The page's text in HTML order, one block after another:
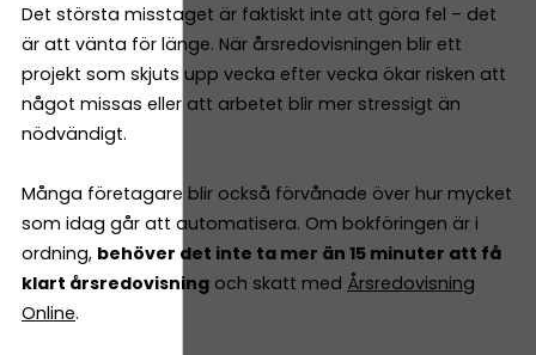
Det största misstaget är faktiskt inte att göra fel – det
är att vänta för länge. När årsredovisningen blir ett
projekt som skjuts upp vecka efter vecka ökar risken att
något missas eller att arbetet blir mer stressigt än
nödvändigt.
Många företagare blir också förvånade över hur mycket
som idag går att automatisera. Om bokföringen är i
ordning, behöver det inte ta mer än 15 minuter att få
klart årsredovisning och skatt med Årsredovisning
Online.